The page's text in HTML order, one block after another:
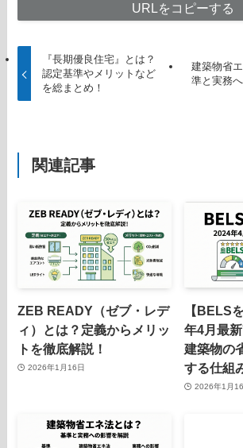
URLをコピーする
『長期優良住宅』とは？
認定基準やメリットなど
を総まとめ！
建築物省
準と実務
関連記事
ZEB READY（ゼブ・レデ
ィ）とは？定義からメリッ
トを徹底解説！
2026年1月16日
【BELS
年4月最
建築物の
する仕組
2026年1月